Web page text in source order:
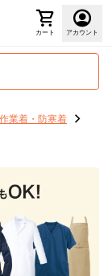
カート アカウント
業着・防寒着